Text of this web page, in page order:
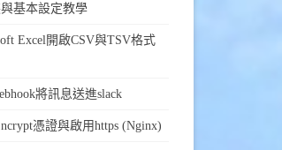
基本設定教學
Excel開啟CSV與TSV格式
將訊息送進slack
憑證與啟用https (Nginx)